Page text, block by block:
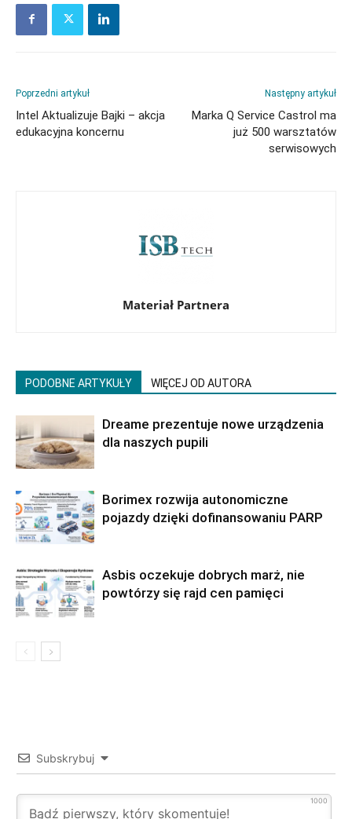
Poprzedni artykuł
Intel Aktualizuje Bajki – akcja
edukacyjna koncernu
Następny artykuł
Marka Q Service Castrol ma
już 500 warsztatów
serwisowych
Materiał Partnera
PODOBNE ARTYKUŁY WIĘCEJ OD AUTORA
Dreame prezentuje nowe urządzenia
dla naszych pupili
Borimex rozwija autonomiczne
pojazdy dzięki dofinansowaniu PARP
Asbis oczekuje dobrych marż, nie
powtórzy się rajd cen pamięci
Subskrybuj
1000